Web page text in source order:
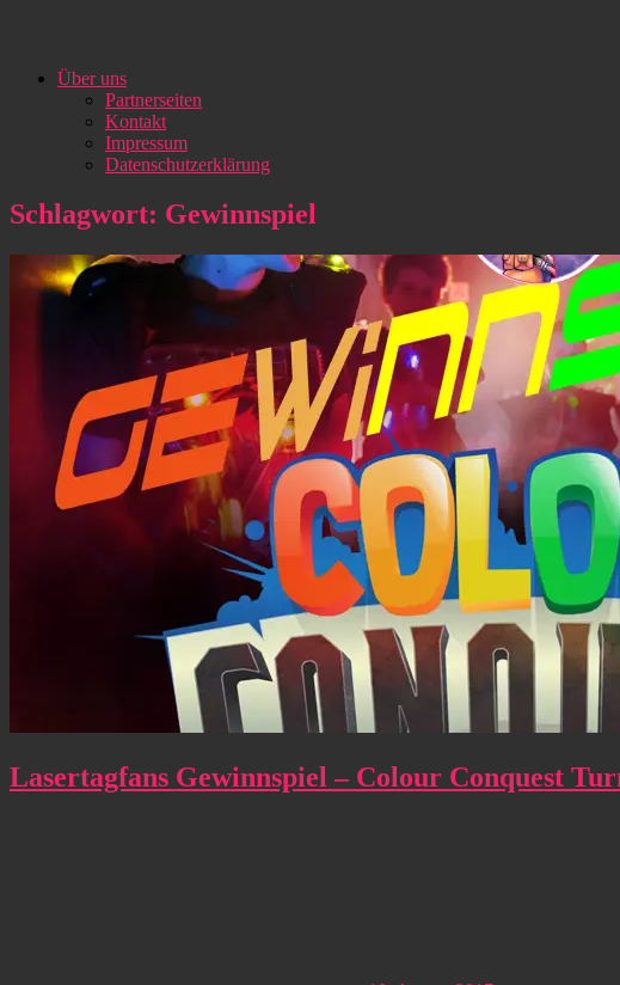
Über uns
Partnerseiten
Kontakt
Impressum
Datenschutzerklärung
Schlagwort: Gewinnspiel
Lasertagfans Gewinnspiel – Colour Conquest